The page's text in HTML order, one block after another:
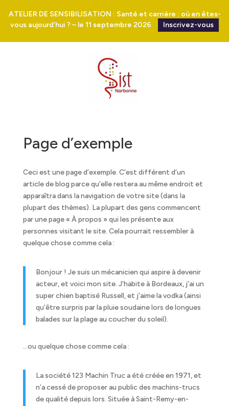
ATELIER DE SENSIBILISATION : Santé et carrière : où en êtes-
vous aujourd’hui ? – le 11 septembre 2026
Inscrivez-vous
Page d’exemple
Ceci est une page d’exemple. C’est différent d’un
article de blog parce qu’elle restera au même endroit et
apparaîtra dans la navigation de votre site (dans la
plupart des thèmes). La plupart des gens commencent
par une page « À propos » qui les présente aux
personnes visitant le site. Cela pourrait ressembler à
quelque chose comme cela :
Bonjour ! Je suis un mécanicien qui aspire à devenir
acteur, et voici mon site. J’habite à Bordeaux, j’ai un
super chien baptisé Russell, et j’aime la vodka (ainsi
qu’être surpris par la pluie soudaine lors de longues
balades sur la plage au coucher du soleil).
…ou quelque chose comme cela :
La société 123 Machin Truc a été créée en 1971, et
n’a cessé de proposer au public des machins-trucs
de qualité depuis lors. Située à Saint-Remy-en-